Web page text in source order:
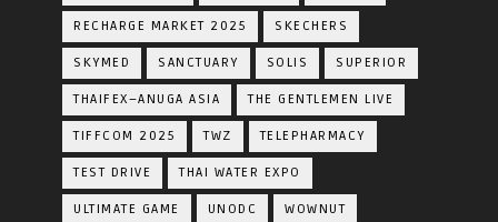
RECHARGE MARKET 2025 SKECHERS
SKYMED SANCTUARY SOLIS SUPERIOR
THAIFEX–ANUGA ASIA THE GENTLEMEN LIVE
TIFFCOM 2025 TWZ TELEPHARMACY
TEST DRIVE THAI WATER EXPO
ULTIMATE GAME UNODC WOWNUT